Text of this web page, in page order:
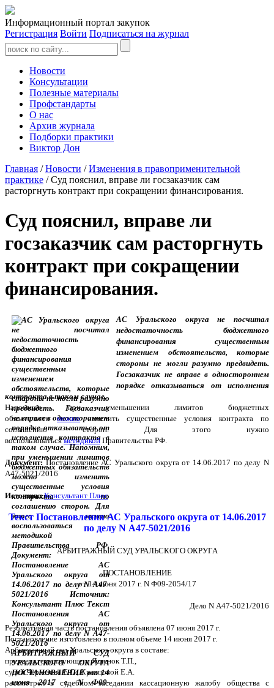
Информационный портал закупок
Регистрация Войти Подписаться на журнал
Новости
Консультации
Полезные материалы
Профстандарты
О нас
Архив журнала
Подборки практики
Виктор Дон
Главная /Новости /Изменения в правоприменительной
практике / Суд пояснил, вправе ли госзаказчик сам
расторгнуть контракт при сокращении финансирования.
Суд пояснил, вправе ли
госзаказчик сам расторгнуть
контракт при сокращении
финансирования.
АС Уральского округа не посчитал
недостаточность бюджетного
финансирования существенным
изменением обстоятельств, которые
стороны не могли разумно предвидеть.
Госзаказчик не вправе в одностороннем
порядке отказываться от исполнения
контракта в таком случае.
Напомним, при уменьшении лимитов бюджетных
обязательствможноизменить существенные условия контракта по
соглашению сторон. Для этого нужно
воспользоватьсяметодикой Правительства РФ.
Документ:ПостановлениеАС Уральского округа от 14.06.2017 по делу N
А47-5021/2016
Источник: Консультант Плюс
Текст Постановления АС Уральского округа от 14.06.2017
по делу N А47-5021/2016
АРБИТРАЖНЫЙ СУД УРАЛЬСКОГО ОКРУГА
ПОСТАНОВЛЕНИЕ
от 14 июня 2017 г. N Ф09-2054/17
Дело N А47-5021/2016
Резолютивная часть постановления объявлена 07 июня 2017 г.
Постановление изготовлено в полном объеме 14 июня 2017 г.
Арбитражный суд Уральского округа в составе:
председательствующего Ященок Т.П.,
судей Черкезова Е.О., Кравцовой Е.А.
рассмотрел в судебном заседании кассационную жалобу общества с